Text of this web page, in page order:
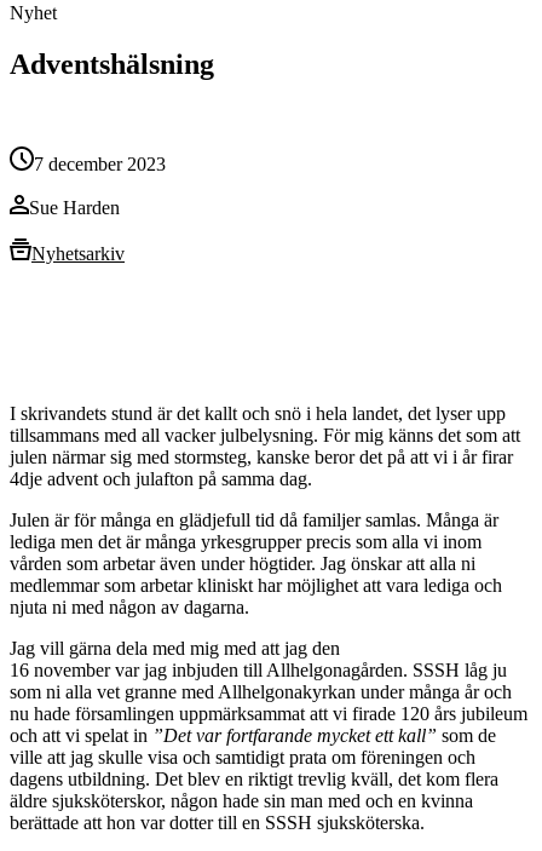
Nyhet
Adventshälsning
7 december 2023
Sue Harden
Nyhetsarkiv
I skrivandets stund är det kallt och snö i hela landet, det lyser upp
tillsammans med all vacker julbelysning. För mig känns det som att
julen närmar sig med stormsteg, kanske beror det på att vi i år firar
4dje advent och julafton på samma dag.
Julen är för många en glädjefull tid då familjer samlas. Många är
lediga men det är många yrkesgrupper precis som alla vi inom
vården som arbetar även under högtider. Jag önskar att alla ni
medlemmar som arbetar kliniskt har möjlighet att vara lediga och
njuta ni med någon av dagarna.
Jag vill gärna dela med mig med att jag den
16 november var jag inbjuden till Allhelgonagården. SSSH låg ju
som ni alla vet granne med Allhelgonakyrkan under många år och
nu hade församlingen uppmärksammat att vi firade 120 års jubileum
och att vi spelat in ”Det var fortfarande mycket ett kall” som de
ville att jag skulle visa och samtidigt prata om föreningen och
dagens utbildning. Det blev en riktigt trevlig kväll, det kom flera
äldre sjuksköterskor, någon hade sin man med och en kvinna
berättade att hon var dotter till en SSSH sjuksköterska.